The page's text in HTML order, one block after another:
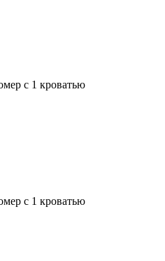
с 1 кроватью
с 1 кроватью